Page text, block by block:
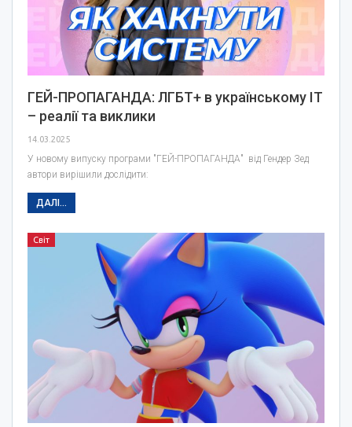
ГЕЙ-ПРОПАГАНДА: ЛГБТ+ в українському IT
– реалії та виклики
14.03.2025
У новому випуску програми "ГЕЙ-ПРОПАГАНДА" від Гендер Зед
автори вирішили дослідити:
ДАЛІ...
Світ